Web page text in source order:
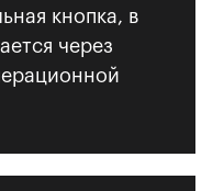
кнопка, в
через